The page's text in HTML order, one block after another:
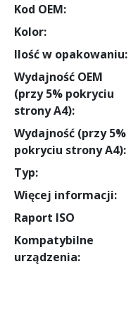
Kod OEM:
Kolor:
Ilość w opakowaniu:
Wydajność OEM
(przy 5% pokryciu
strony A4):
Wydajność (przy 5%
pokryciu strony A4):
Typ:
Więcej informacji:
Raport ISO
Kompatybilne
urządzenia: